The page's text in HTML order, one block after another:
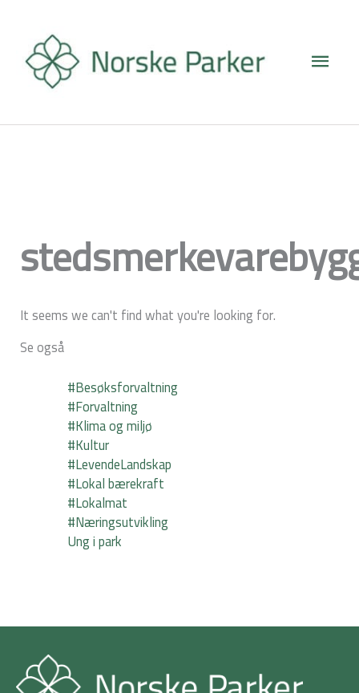
innholdet
It seems we can't find what you're looking for.
Se også
#Besøksforvaltning
#Forvaltning
#Klima og miljø
#Kultur
#LevendeLandskap
#Lokal bærekraft
#Lokalmat
#Næringsutvikling
Ung i park